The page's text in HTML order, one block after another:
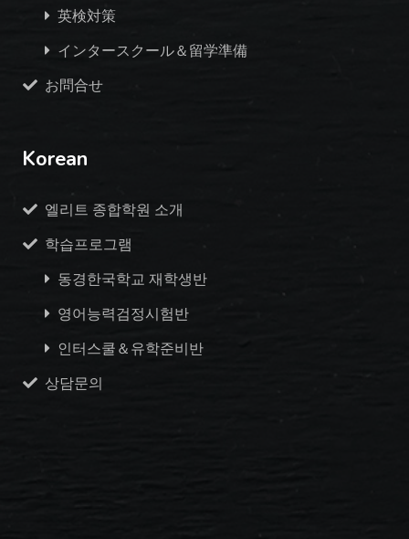
英検対策
インタースクール＆留学準備
お問合せ
Korean
엘리트 종합학원 소개
학습프로그램
동경한국학교 재학생반
영어능력검정시험반
인터스쿨＆유학준비반
상담문의